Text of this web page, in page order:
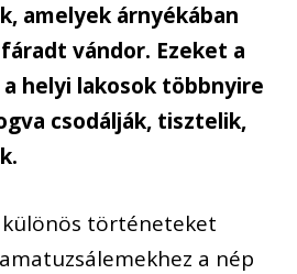
amelyek árnyékában
vándor. Ezeket a
helyi lakosok többnyire
csodálják, tisztelik,
különös történeteket
a nép